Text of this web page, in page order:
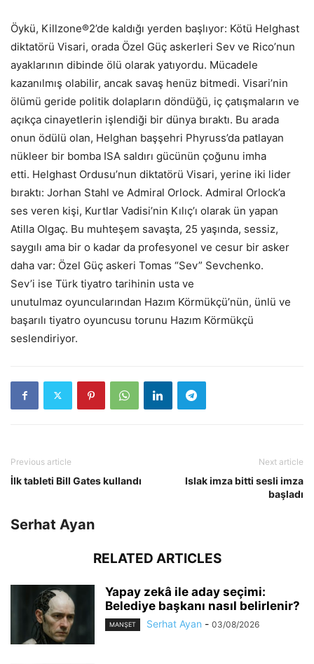
Öykü, Killzone®2’de kaldığı yerden başlıyor: Kötü Helghast
diktatörü Visari, orada Özel Güç askerleri Sev ve Rico’nun
ayaklarının dibinde ölü olarak yatıyordu. Mücadele
kazanılmış olabilir, ancak savaş henüz bitmedi. Visari’nin
ölümü geride politik dolapların döndüğü, iç çatışmaların ve
açıkça cinayetlerin işlendiği bir dünya bıraktı. Bu arada
onun ödülü olan, Helghan başşehri Phyruss’da patlayan
nükleer bir bomba ISA saldırı gücünün çoğunu imha
etti. Helghast Ordusu’nun diktatörü Visari, yerine iki lider
bıraktı: Jorhan Stahl ve Admiral Orlock. Admiral Orlock’a
ses veren kişi, Kurtlar Vadisi’nin Kılıç’ı olarak ün yapan
Atilla Olgaç. Bu muhteşem savaşta, 25 yaşında, sessiz,
saygılı ama bir o kadar da profesyonel ve cesur bir asker
daha var: Özel Güç askeri Tomas “Sev” Sevchenko.
Sev’i ise Türk tiyatro tarihinin usta ve
unutulmaz oyuncularından Hazım Körmükçü’nün, ünlü ve
başarılı tiyatro oyuncusu torunu Hazım Körmükçü
seslendiriyor.
Previous article
İlk tableti Bill Gates kullandı
Next article
Islak imza bitti sesli imza
başladı
Serhat Ayan
RELATED ARTICLES
Yapay zekâ ile aday seçimi:
Belediye başkanı nasıl belirlenir?
MANŞET Serhat Ayan - 03/08/2026